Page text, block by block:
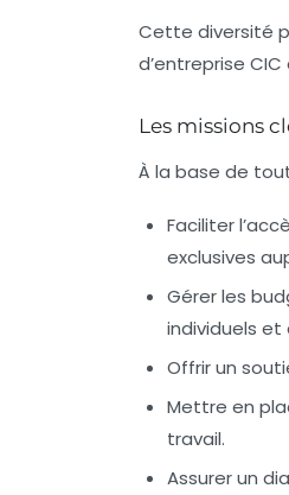
Cette diversité
d’entreprise
Les missions
À la base de
Faciliter
exclusives
Gérer les
individuels
Offrir un
Mettre en
travail.
Assurer un